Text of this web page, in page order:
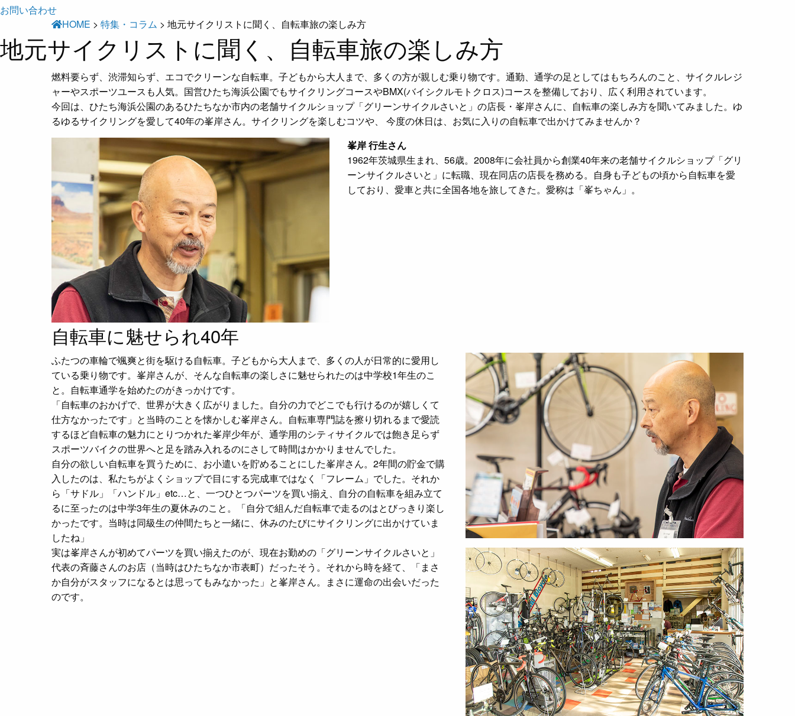
お問い合わせ
HOME > 特集・コラム > 地元サイクリストに聞く、自転車旅の楽しみ方
地元サイクリストに聞く、自転車旅の楽しみ方
燃料要らず、渋滞知らず、エコでクリーンな自転車。子どもから大人まで、多くの方が親しむ乗り物です。通勤、通学の足としてはもちろんのこと、サイクルレジ
ャーやスポーツユースも人気。国営ひたち海浜公園でもサイクリングコースやBMX(バイシクルモトクロス)コースを整備しており、広く利用されています。
今回は、ひたち海浜公園のあるひたちなか市内の老舗サイクルショップ「グリーンサイクルさいと」の店長・峯岸さんに、自転車の楽しみ方を聞いてみました。ゆ
るゆるサイクリングを愛して40年の峯岸さん。サイクリングを楽しむコツや、 今度の休日は、お気に入りの自転車で出かけてみませんか？
峯岸 行生さん
1962年茨城県生まれ、56歳。2008年に会社員から創業40年来の老舗サイクルショップ「グリ
ーンサイクルさいと」に転職、現在同店の店長を務める。自身も子どもの頃から自転車を愛
しており、愛車と共に全国各地を旅してきた。愛称は「峯ちゃん」。
自転車に魅せられ40年
ふたつの車輪で颯爽と街を駆ける自転車。子どもから大人まで、多くの人が日常的に愛用し
ている乗り物です。峯岸さんが、そんな自転車の楽しさに魅せられたのは中学校1年生のこ
と。自転車通学を始めたのがきっかけです。
「自転車のおかげで、世界が大きく広がりました。自分の力でどこでも行けるのが嬉しくて
仕方なかったです」と当時のことを懐かしむ峯岸さん。自転車専門誌を擦り切れるまで愛読
するほど自転車の魅力にとりつかれた峯岸少年が、通学用のシティサイクルでは飽き足らず
スポーツバイクの世界へと足を踏み入れるのにさして時間はかかりませんでした。
自分の欲しい自転車を買うために、お小遣いを貯めることにした峯岸さん。2年間の貯金で購
入したのは、私たちがよくショップで目にする完成車ではなく「フレーム」でした。それか
ら「サドル」「ハンドル」etc…と、一つひとつパーツを買い揃え、自分の自転車を組み立て
るに至ったのは中学3年生の夏休みのこと。「自分で組んだ自転車で走るのはとびっきり楽し
かったです。当時は同級生の仲間たちと一緒に、休みのたびにサイクリングに出かけていま
したね」
実は峯岸さんが初めてパーツを買い揃えたのが、現在お勤めの「グリーンサイクルさいと」
代表の斉藤さんのお店（当時はひたちなか市表町）だったそう。それから時を経て、「まさ
か自分がスタッフになるとは思ってもみなかった」と峯岸さん。まさに運命の出会いだった
のです。